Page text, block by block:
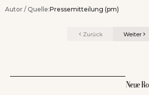
Autor / Quelle:Pressemitteilung (pm)
Zurück Weiter